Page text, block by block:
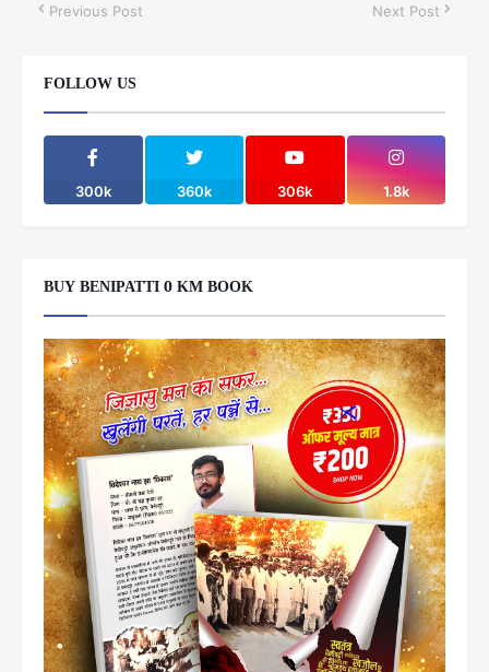
Previous Post Next Post
FOLLOW US
300k 360k 306k 1.8k
BUY BENIPATTI 0 KM BOOK